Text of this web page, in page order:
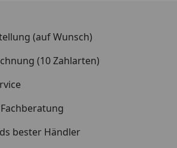
(auf Wunsch)
(10 Zahlarten)
bester Händler